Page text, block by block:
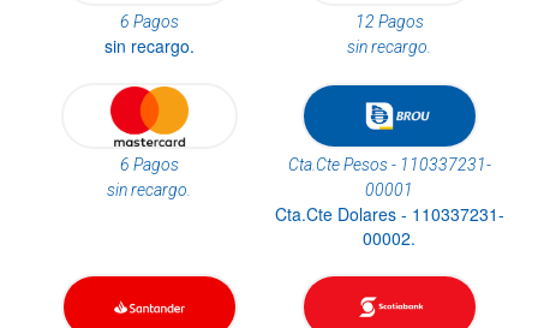
6 Pagos
sin recargo.
12 Pagos
sin recargo.
6 Pagos
sin recargo.
Cta.Cte Pesos - 110337231-
00001
Cta.Cte Dolares - 110337231-
00002.